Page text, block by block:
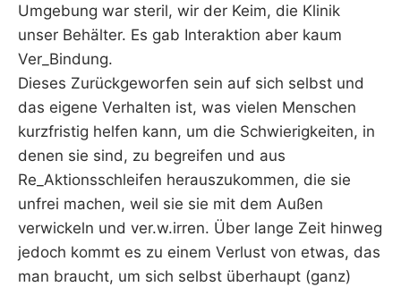
Umgebung war steril, wir der Keim, die Klinik
unser Behälter. Es gab Interaktion aber kaum
Ver_Bindung.
Dieses Zurückgeworfen sein auf sich selbst und
das eigene Verhalten ist, was vielen Menschen
kurzfristig helfen kann, um die Schwierigkeiten, in
denen sie sind, zu begreifen und aus
Re_Aktionsschleifen herauszukommen, die sie
unfrei machen, weil sie sie mit dem Außen
verwickeln und ver.w.irren. Über lange Zeit hinweg
jedoch kommt es zu einem Verlust von etwas, das
man braucht, um sich selbst überhaupt (ganz)